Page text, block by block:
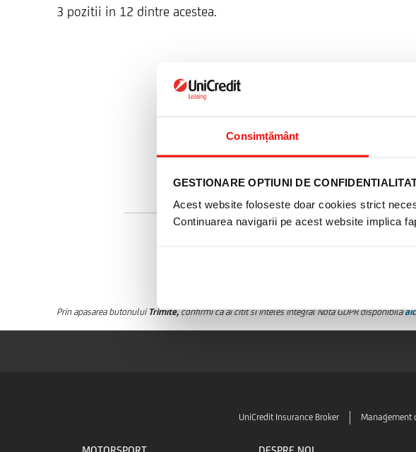
Consimțământ
GESTIONARE OPTIUNI DE
Acest website foloseste doar cookies strict
Continuarea navigarii pe acest website implica
3 pozitii in 12 dintre acestea.
Prin apasarea butonului Trimite,confirmi ca ai citit si inteles integral Nota GDPR disponibila
UniCredit Insurance Broker Management